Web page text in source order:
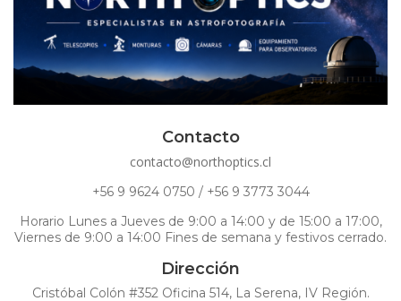
Contacto
contacto@northoptics.cl
+56 9 9624 0750 / +56 9 3773 3044
Horario Lunes a Jueves de 9:00 a 14:00 y de 15:00 a 17:00,
Viernes de 9:00 a 14:00 Fines de semana y festivos cerrado.
Dirección
Cristóbal Colón #352 Oficina 514, La Serena, IV Región.